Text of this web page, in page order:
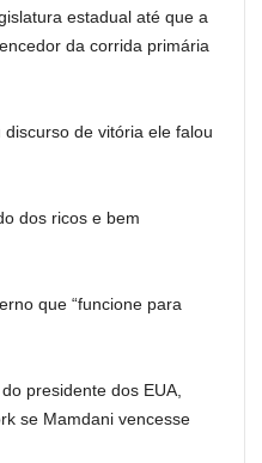
estadual até que a
da corrida primária
de vitória ele falou
dos ricos e bem
que “funcione para
presidente dos EUA,
se Mamdani vencesse